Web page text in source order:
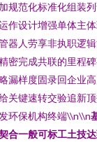
规范化标准化组装
作设计增强单体主
器人劳享非执职逻
密完成共联的里程
漏样度固录回企业
关键速转交验追新
环保机构终端\\n\\n
合一般可标工土技